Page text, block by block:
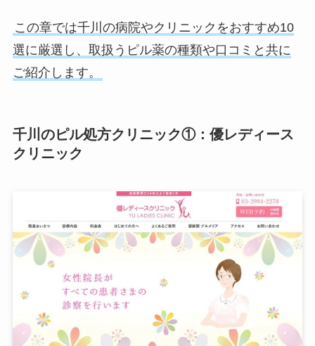
この章では千川の病院やクリニックをおすすめ10
選に厳選し、取扱うピル薬の種類や口コミと共に
ご紹介します。
千川のピル処方クリニック①：優レディース
クリニック